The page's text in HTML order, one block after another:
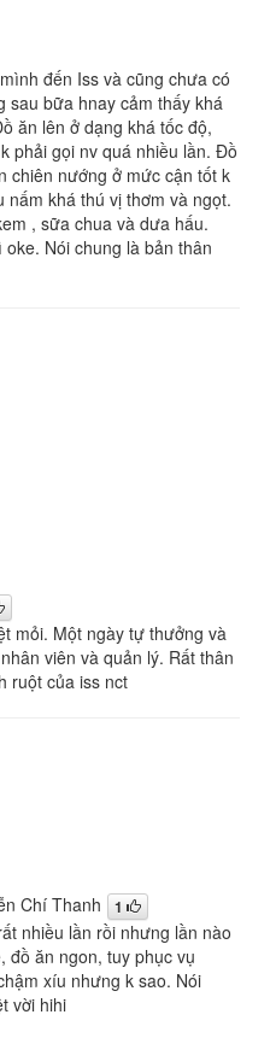
đến Iss và cũng chưa có
sau bữa hnay cảm thấy khá
ăn lên ở dạng khá tốc độ,
phải gọi nv quá nhiều lần. Đồ
chiên nướng ở mức cận tốt k
khá thú vị thơm và ngọt.
, sữa chua và dưa hấu.
Nói chung là bản thân
mỏi. Một ngày tự thưởng và
viên và quản lý. Rất thân
ruột của iss nct
Chí Thanh 1
nhiều lần rồi nhưng lần nào
đồ ăn ngon, tuy phục vụ
xíu nhưng k sao. Nói
vời hihi